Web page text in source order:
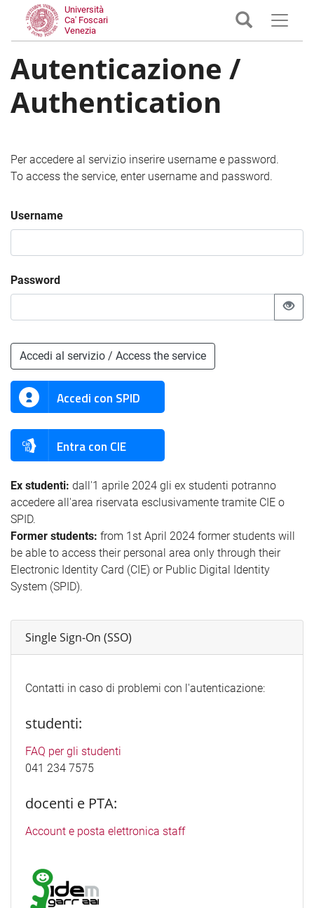
Università
Ca' Foscari
Venezia
Autenticazione /
Authentication
Per accedere al servizio inserire username e password.
To access the service, enter username and password.
Username
Password
Accedi al servizio / Access the service
Accedi con SPID
Entra con CIE
Ex studenti: dall'1 aprile 2024 gli ex studenti potranno
accedere all'area riservata esclusivamente tramite CIE o
SPID.
Former students: from 1st April 2024 former students will
be able to access their personal area only through their
Electronic Identity Card (CIE) or Public Digital Identity
System (SPID).
Single Sign-On (SSO)
Contatti in caso di problemi con l'autenticazione:
studenti:
FAQ per gli studenti
041 234 7575
docenti e PTA:
Account e posta elettronica staff